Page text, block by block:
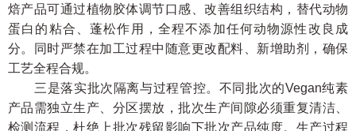
焙产品可通过植物胶体调节口感、改善组织结构，替代动物
蛋白的粘合、蓬松作用，全程不添加任何动物源性改良成
分。同时严禁在加工过程中随意更改配料、新增助剂，确保
工艺全程合规。
三是落实批次隔离与过程管控。不同批次的Vegan纯素
产品需独立生产、分区摆放，批次生产间隙必须重复清洁、
检测流程，杜绝上批次残留影响下批次产品纯度。生产过程